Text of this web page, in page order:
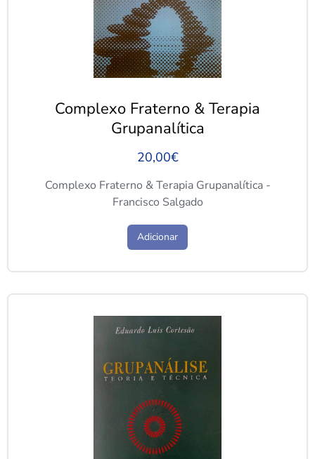
Complexo Fraterno & Terapia
Grupanalítica
20,00€
Complexo Fraterno & Terapia Grupanalítica -
Francisco Salgado
Adicionar